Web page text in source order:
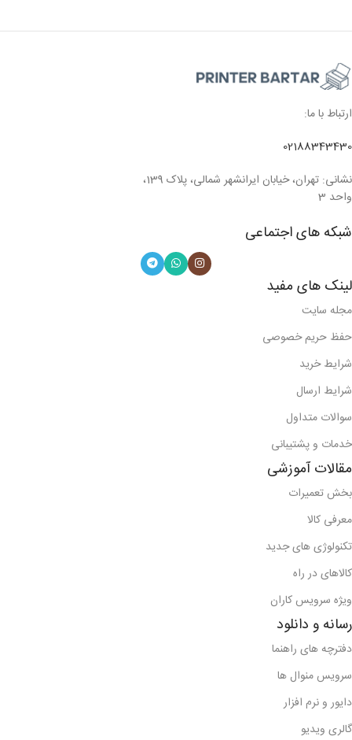
ارتباط با ما:
02188343430
نشانی: تهران، خیابان ایرانشهر شمالی، پلاک 139،
واحد 3
شبکه های اجتماعی
لینک های مفید
مجله سایت
حفظ حریم خصوصی
شرایط خرید
شرایط ارسال
سوالات متداول
خدمات و پشتیبانی
مقالات آموزشی
بخش تعمیرات
معرفی کالا
تکنولوژی های جدید
کالاهای در راه
ویژه سرویس کاران
رسانه و دانلود
دفترچه های راهنما
سرویس منوال ها
دایور و نرم افزار
گالری ویدیو